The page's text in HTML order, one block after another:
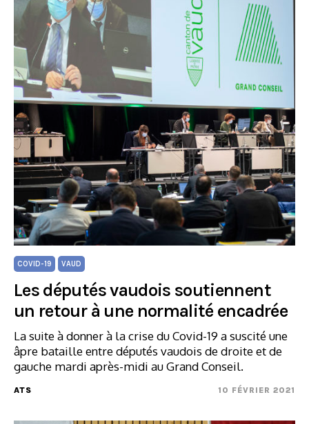
COVID-19 VAUD
Les députés vaudois soutiennent
un retour à une normalité encadrée
La suite à donner à la crise du Covid-19 a suscité une
âpre bataille entre députés vaudois de droite et de
gauche mardi après-midi au Grand Conseil.
ATS 10 FÉVRIER 2021